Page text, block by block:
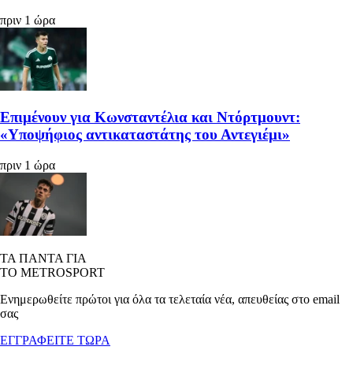
πριν 1 ώρα
Επιμένουν για Κωνσταντέλια και Ντόρτμουντ:
«Υποψήφιος αντικαταστάτης του Αντεγιέμι»
πριν 1 ώρα
ΤΑ ΠΑΝΤΑ ΓΙΑ
ΤΟ METROSPORT
Ενημερωθείτε πρώτοι για όλα τα τελεταία νέα, απευθείας στο email
σας
ΕΓΓΡΑΦΕΙΤΕ ΤΩΡΑ